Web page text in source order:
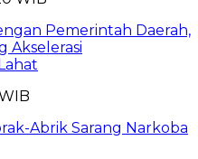
Pemerintah Daerah,
Akselerasi
Abrik Sarang Narkoba